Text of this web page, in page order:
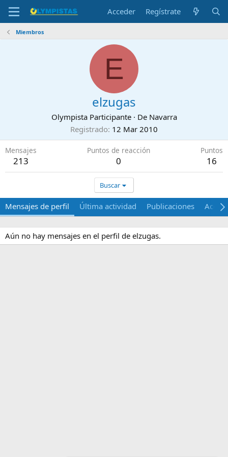
Acceder Regístrate
Miembros
E
elzugas
Olympista Participante · De Navarra
Registrado 12 Mar 2010
Mensajes
213
Puntos de reacción
0
Puntos
16
Buscar
Mensajes de perfil Última actividad Publicaciones Acerca
Aún no hay mensajes en el perfil de elzugas.